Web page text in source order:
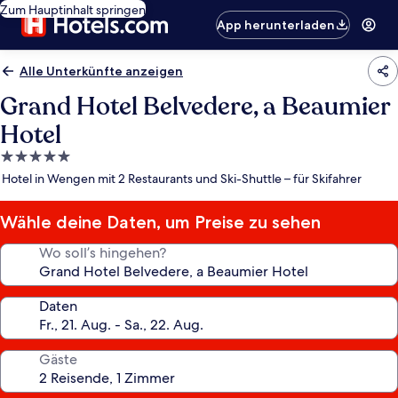
Zum Hauptinhalt springen
App herunterladen
Alle Unterkünfte anzeigen
Grand Hotel Belvedere, a Beaumier
Hotel
5.0-
Sterne-
Hotel in Wengen mit 2 Restaurants und Ski-Shuttle – für Skifahrer
Wähle deine Daten, um Preise zu sehen
Wo soll’s hingehen?
Daten
Gäste